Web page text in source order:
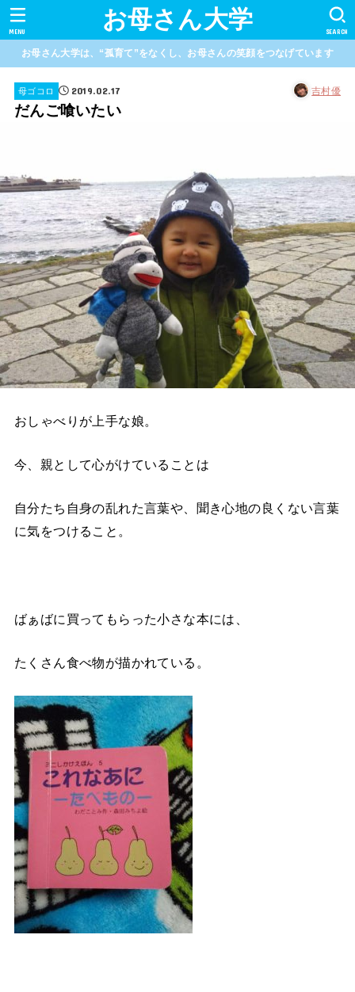
お母さん大学 SEARCH
MENU
お母さん大学は、“孤育て”をなくし、お母さんの笑顔をつなげています
母ゴコロ 2019.02.17 吉村優
だんご喰いたい
おしゃべりが上手な娘。
今、親として心がけていることは
自分たち自身の乱れた言葉や、聞き心地の良くない言葉
に気をつけること。
ばぁばに買ってもらった小さな本には、
たくさん食べ物が描かれている。